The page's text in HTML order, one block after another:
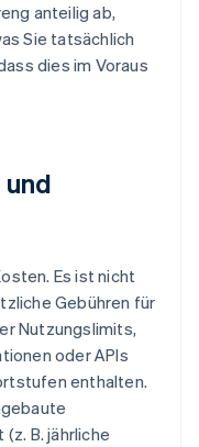
anteilig ab,
Sie tatsächlich
dies im Voraus
Es ist nicht
Gebühren für
Nutzungslimits,
oder APIs
enthalten.
B. jährliche